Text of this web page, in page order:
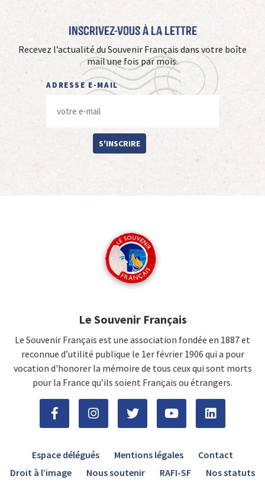
Inscrivez-vous à La Lettre
Recevez l’actualité du Souvenir Français dans votre boîte
mail une fois par mois.
ADRESSE E-MAIL
S'INSCRIRE
Le Souvenir Français
Le Souvenir Français est une association fondée en 1887 et
reconnue d’utilité publique le 1er février 1906 qui a pour
vocation d'honorer la mémoire de tous ceux qui sont morts
pour la France qu’ils soient Français ou étrangers.
Espace délégués Mentions légales
Contact
Droit à l’image
Nous soutenir RAFI-SF Nos statuts